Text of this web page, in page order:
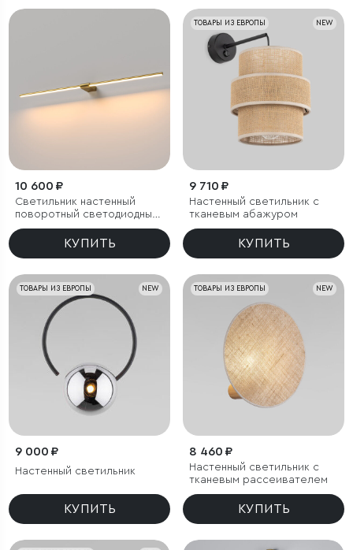
10 600 ₽
Светильник настенный
поворотный светодиодный
Luar 900 латунь 3000K
КУПИТЬ
NEW
ТОВАРЫ ИЗ ЕВРОПЫ
9 710 ₽
Настенный светильник с
тканевым абажуром
КУПИТЬ
NEW
ТОВАРЫ ИЗ ЕВРОПЫ
9 000 ₽
Настенный светильник
КУПИТЬ
NEW
ТОВАРЫ ИЗ ЕВРОПЫ
8 460 ₽
Настенный светильник с
тканевым рассеивателем
КУПИТЬ